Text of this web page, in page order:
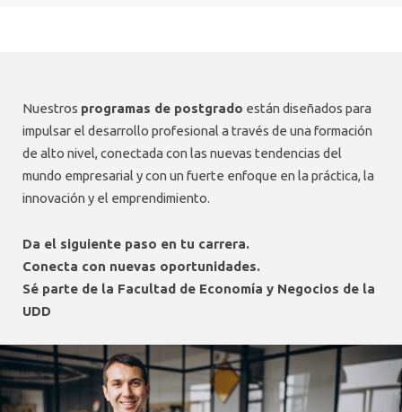
Nuestros programas de postgrado están diseñados para
impulsar el desarrollo profesional a través de una formación
de alto nivel, conectada con las nuevas tendencias del
mundo empresarial y con un fuerte enfoque en la práctica, la
innovación y el emprendimiento.
Da el siguiente paso en tu carrera.
Conecta con nuevas oportunidades.
Sé parte de la Facultad de Economía y Negocios de la
UDD